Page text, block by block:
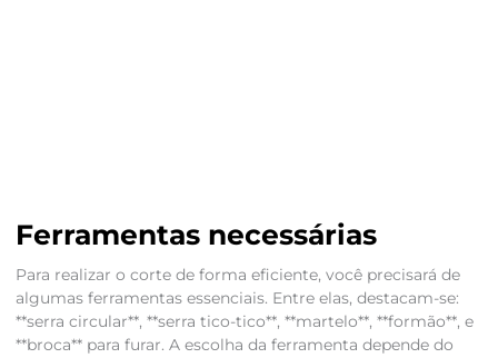
Ferramentas necessárias
Para realizar o corte de forma eficiente, você precisará de
algumas ferramentas essenciais. Entre elas, destacam-se:
**serra circular**, **serra tico-tico**, **martelo**, **formão**, e
**broca** para furar. A escolha da ferramenta depende do